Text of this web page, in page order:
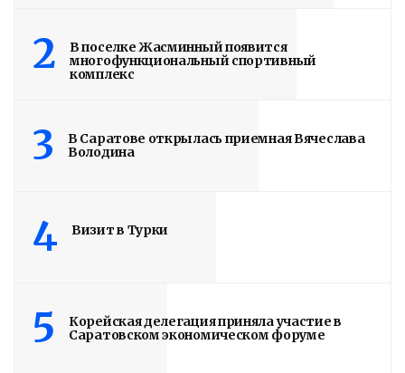
2
В поселке Жасминный появится
многофункциональный спортивный
комплекс
3
В Саратове открылась приемная Вячеслава
Володина
4 Визит в Турки
5
Корейская делегация приняла участие в
Саратовском экономическом форуме
РАБОТЫ БУДУТ